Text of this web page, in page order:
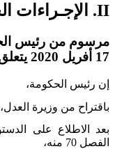
II. الإجـراءات الجـزائية
17 أفريل 2020 يتعلق بتعليق الإجراءات والآجال
إن رئيس الحكومة،
باقتراح من وزيرة العدل،
الفصل 70 منه،